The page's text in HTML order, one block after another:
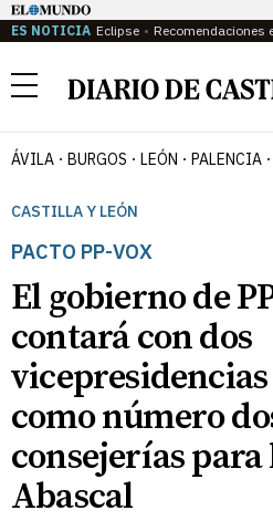
ES NOTICIA Eclipse Recomendaciones
Menú
ÁVILA BURGOS LEÓN PALENCIA
CASTILLA Y LEÓN
PACTO PP-VOX
El gobierno de
contará con dos
como número
consejerías para
Abascal